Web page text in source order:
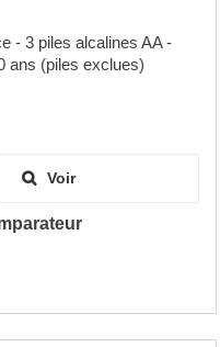
- 3 piles alcalines AA -
ans (piles exclues)
Voir